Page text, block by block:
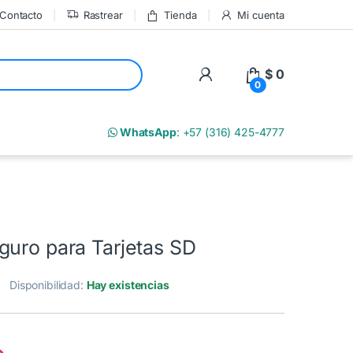
Contacto Rastrear Tienda Mi cuenta
My Account
0
$ 0
WhatsApp: +57 (316) 425-4777
para Tarjetas SD
Disponibilidad: Hay existencias